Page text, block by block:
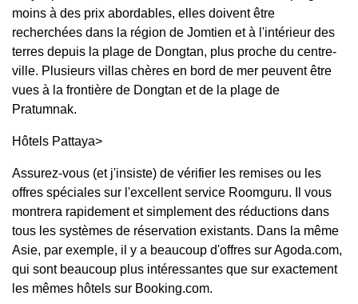
moins à des prix abordables, elles doivent être
recherchées dans la région de Jomtien et à l'intérieur des
terres depuis la plage de Dongtan, plus proche du centre-
ville. Plusieurs villas chères en bord de mer peuvent être
vues à la frontière de Dongtan et de la plage de
Pratumnak.
Hôtels Pattaya>
Assurez-vous (et j'insiste) de vérifier les remises ou les
offres spéciales sur l'excellent service Roomguru. Il vous
montrera rapidement et simplement des réductions dans
tous les systèmes de réservation existants. Dans la même
Asie, par exemple, il y a beaucoup d'offres sur Agoda.com,
qui sont beaucoup plus intéressantes que sur exactement
les mêmes hôtels sur Booking.com.